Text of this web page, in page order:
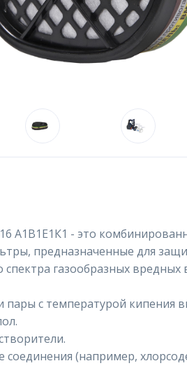
А1В1Е1К1 - это
предназначенные для
газообразных вредных
пары с температурой кипения
соединения (например,